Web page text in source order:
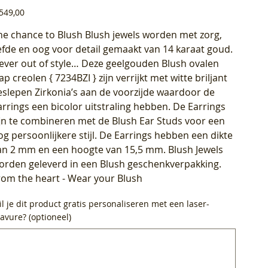
chance to Blush Blush jewels worden met zorg,
en oog voor detail gemaakt van 14 karaat goud.
out of style… Deze geelgouden Blush ovalen
creolen { 7234BZI } zijn verrijkt met witte briljant
Zirkonia’s aan de voorzijde waardoor de
een bicolor uitstraling hebben. De Earrings
te combineren met de Blush Ear Studs voor een
persoonlijkere stijl. De Earrings hebben een dikte
2 mm en een hoogte van 15,5 mm. Blush Jewels
geleverd in een Blush geschenkverpakking.
the heart - Wear your Blush
je dit product gratis personaliseren met een laser-
(optioneel)